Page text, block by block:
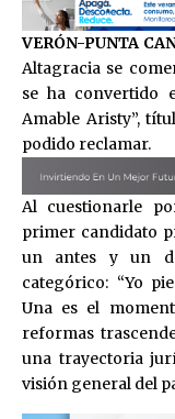
VERÓN-PUNTA
Altagracia se
se ha convertido
Amable Aristy”,
podido reclamar.
Al cuestionarle
primer candidato
un antes y un
categórico: “Yo
Una es el
reformas
una trayectoria
visión general del